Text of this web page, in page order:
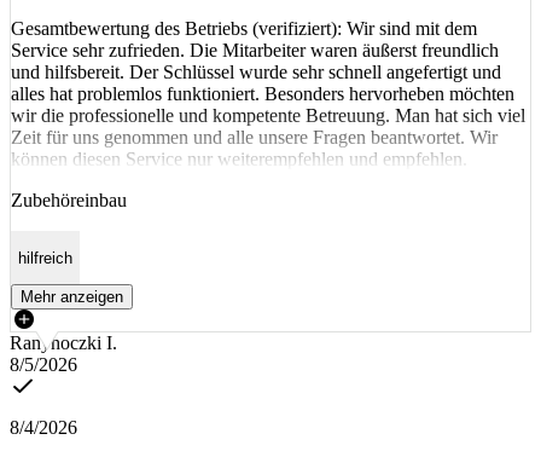
Gesamtbewertung des Betriebs (verifiziert): Wir sind mit dem
Service sehr zufrieden. Die Mitarbeiter waren äußerst freundlich
und hilfsbereit. Der Schlüssel wurde sehr schnell angefertigt und
alles hat problemlos funktioniert. Besonders hervorheben möchten
wir die professionelle und kompetente Betreuung. Man hat sich viel
Zeit für uns genommen und alle unsere Fragen beantwortet. Wir
können diesen Service nur weiterempfehlen und empfehlen.
Zubehöreinbau
hilfreich
Mehr anzeigen
Ranyhoczki I.
8/5/2026
8/4/2026